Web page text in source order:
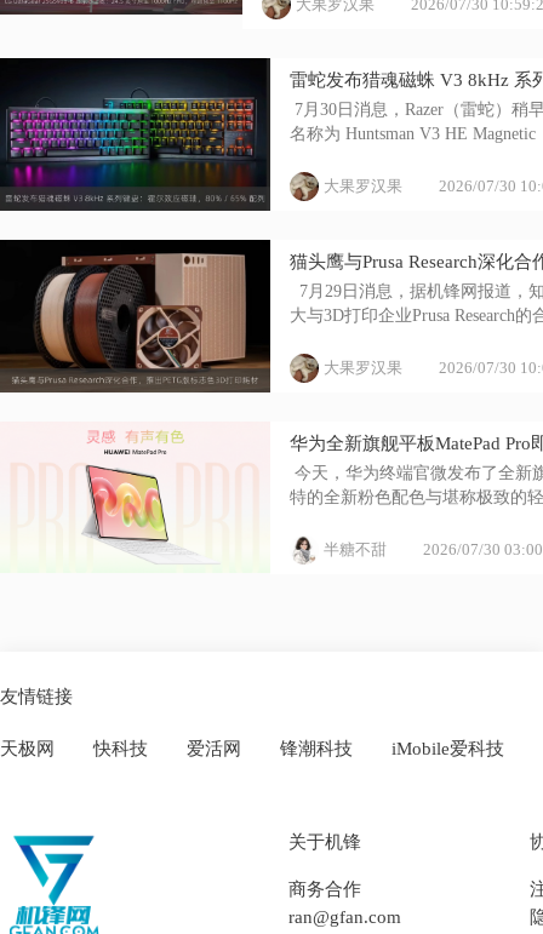
大果罗汉果 2026/07/30
雷蛇发布猎魂磁蛛 V3 8kHz 系
7月30日消息，Razer（雷蛇）稍
名称为 Huntsman V3 HE
大果罗汉果 2026/07/30
猫头鹰与Prusa Research深化
7月29日消息，据机锋网报道，
大与3D打印企业Prusa Research
大果罗汉果 2026/07/30
华为全新旗舰平板MatePad
今天，华为终端官微发布了全新
特的全新粉色配色与堪称极致的
半糖不甜 2026/07/30
友情链接
天极网 快科技 爱活网 锋潮科技 iMobile爱科技
关于机锋
商务合作
ran@gfan.com